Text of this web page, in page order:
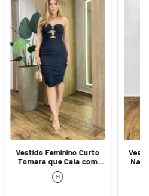
Vestido Feminino Curto
Tomara que Caia com
Bojo Drapeado Preto
M